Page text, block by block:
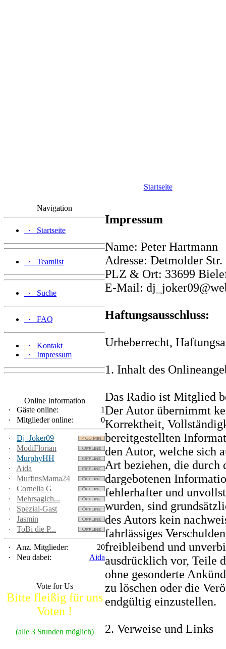
Startseite
Navigation
· Startseite
· Teamlist
· Suche
· FAQ
·
Kontakt
·
Impressum
Online Information
·
Gäste online:
1
·
Mitglieder online: 0
·
Dj_Joker09
·
ModiFlorian
·
MurphyHH
·
Aida
·
MuffinsMama24
·
Cornelia G
·
Mehrsagich...
·
Spezial-Gast
·
Jasmin
·
ToBi die P...
· Anz. Mitglieder:
20
·
Neu dabei: Aida
Vote for Us
Bitte fleißig für uns
Voten !
(alle 3 Stunden möglich)
Impressum
Name: Peter Hartmann
Adresse: Detmolder Str.
PLZ & Ort: 33699
E-Mail:
Haftungsausschluss:
Urheberrecht,
1. Inhalt des
Das Radio ist Mitglied
Der Autor übernimmt
Korrektheit,
bereitgestellten
den Autor, welche sich
Art beziehen, die durch
dargebotenen
fehlerhafter und
wurden, sind
des Autors kein
fahrlässiges
freibleibend und
ausdrücklich vor, Teile
ohne gesonderte
zu löschen oder die
endgültig einzustellen.
2. Verweise und Links